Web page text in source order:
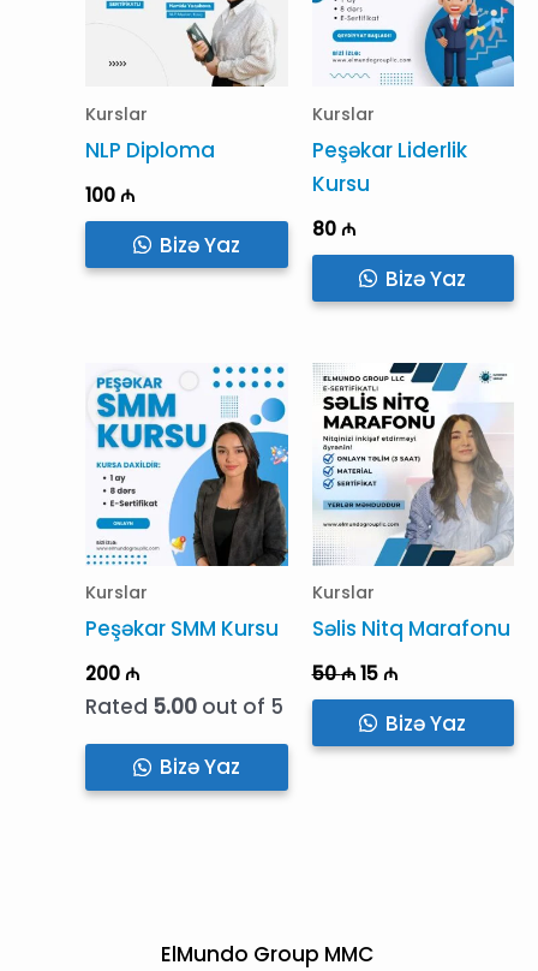
Kurslar
NLP Diploma
100₼
Bizə Yaz
Kurslar
Peşəkar Liderlik
Kursu
80₼
Bizə Yaz
Kurslar
Peşəkar SMM Kursu
200₼
Rated 5.00 out of 5
Bizə Yaz
Kurslar
Səlis Nitq Marafonu
50₼ Original
was:
50 ₼.
15₼Current
is:
15 ₼.
Bizə Yaz
ElMundo Group MMC